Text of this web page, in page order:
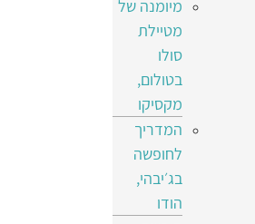
מיומנה של
מטיילת
סולו
בטולום,
מקסיקו
המדריך
לחופשה
בג׳יבהי,
הודו